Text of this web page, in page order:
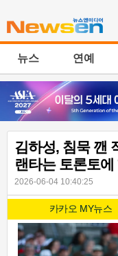
뉴스 연예
김하성, 침묵 깬
랜타는 토론토에
2026-06-04 10:40:25
카카오 MY뉴스